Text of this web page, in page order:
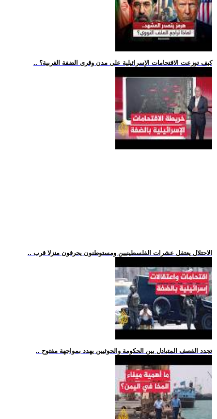
.. كيف توزعت الاقتحامات الإسرائيلية على مدن وقرى الضفة الغربية؟
.. الاحتلال يعتقل عشرات الفلسطينيين ومستوطنون يحرقون منزلا قرب
.. تجدد القصف المتبادل بين الحكومة والحوثيين يهدد بمواجهة مفتوح